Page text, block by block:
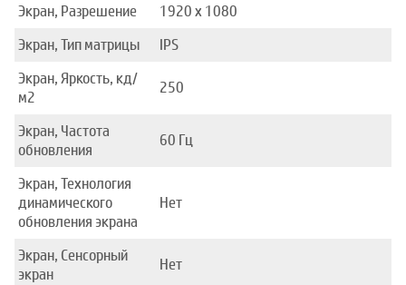
Экран, Разрешение
1920 x 1080
Экран, Тип матрицы
IPS
Экран, Яркость, кд/
м2
250
Экран, Частота
обновления
60 Гц
Экран, Технология
динамического
обновления экрана
Нет
Экран, Сенсорный
экран
Нет